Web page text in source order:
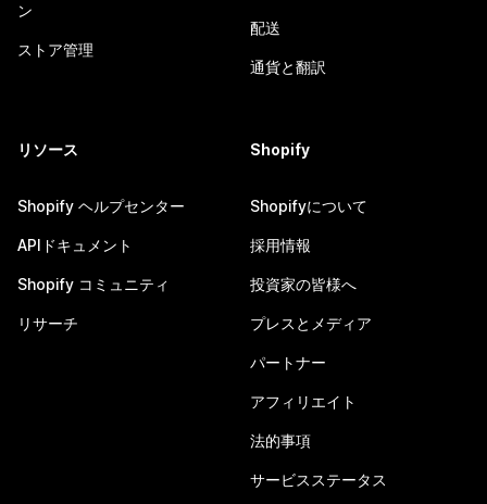
ン
ストア管理
配送
通貨と翻訳
リソース
Shopify ヘルプセンター
APIドキュメント
Shopify コミュニティ
リサーチ
Shopify
Shopifyについて
採用情報
投資家の皆様へ
プレスとメディア
パートナー
アフィリエイト
法的事項
サービスステータス